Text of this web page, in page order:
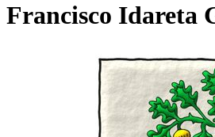
Francisco Idareta